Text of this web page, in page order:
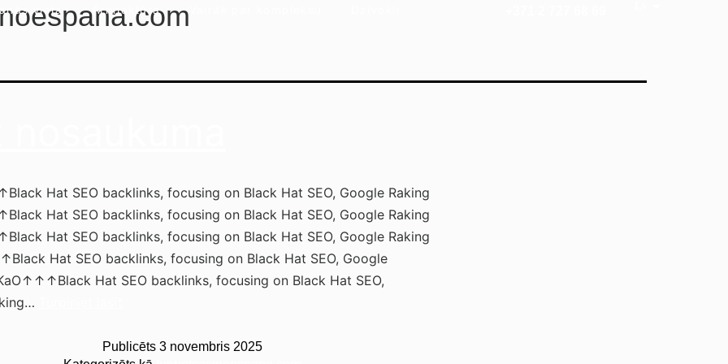
vieta Arhitektūra
Hat SEO backlinks, focusing on Black Hat SEO, Google Raking
Hat SEO backlinks, focusing on Black Hat SEO, Google Raking
Hat SEO backlinks, focusing on Black Hat SEO, Google Raking
Hat SEO backlinks, focusing on Black Hat SEO, Google
Hat SEO backlinks, focusing on Black Hat SEO,
Publicēts 3 novembris 2025